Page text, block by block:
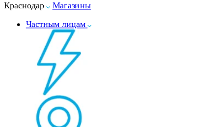
Краснодар
Магазины
Частным лицам